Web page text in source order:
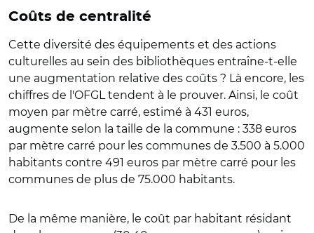
Coûts de centralité
Cette diversité des équipements et des actions
culturelles au sein des bibliothèques entraîne-t-elle
une augmentation relative des coûts ? Là encore, les
chiffres de l'OFGL tendent à le prouver. Ainsi, le coût
moyen par mètre carré, estimé à 431 euros,
augmente selon la taille de la commune : 338 euros
par mètre carré pour les communes de 3.500 à 5.000
habitants contre 491 euros par mètre carré pour les
communes de plus de 75.000 habitants.
De la même manière, le coût par habitant résidant